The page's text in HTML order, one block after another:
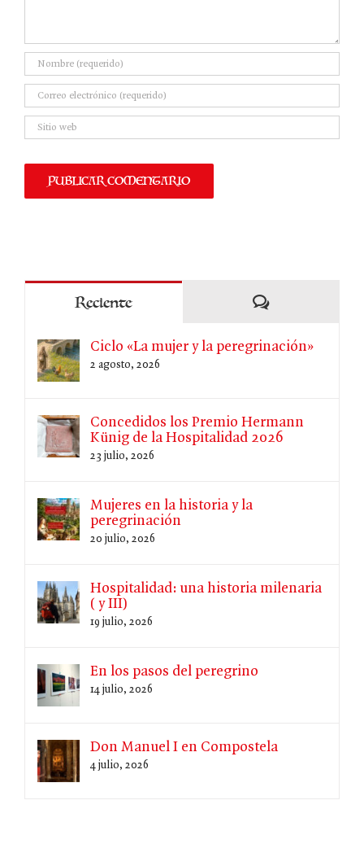
Reciente Comentarios
Ciclo «La mujer y la peregrinación»
2 agosto, 2026
Concedidos los Premio Hermann
Künig de la Hospitalidad 2026
23 julio, 2026
Mujeres en la historia y la
peregrinación
20 julio, 2026
Hospitalidad: una historia milenaria
( y III)
19 julio, 2026
En los pasos del peregrino
14 julio, 2026
Don Manuel I en Compostela
4 julio, 2026